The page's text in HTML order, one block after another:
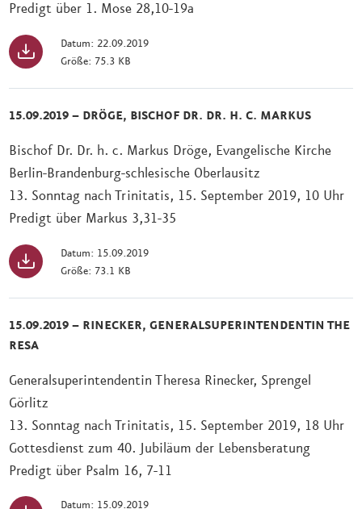
Predigt über 1. Mose 28,10-19a
Datum: 22.09.2019
Größe: 75.3 KB
15.09.2019 – DRÖGE, BISCHOF DR. DR. H. C. MARKUS
Bischof Dr. Dr. h. c. Markus Dröge, Evangelische Kirche
Berlin-Brandenburg-schlesische Oberlausitz
13. Sonntag nach Trinitatis, 15. September 2019, 10 Uhr
Predigt über Markus 3,31-35
Datum: 15.09.2019
Größe: 73.1 KB
15.09.2019 – RINECKER, GENERALSUPERINTENDENTIN THE
RESA
Generalsuperintendentin Theresa Rinecker, Sprengel
Görlitz
13. Sonntag nach Trinitatis, 15. September 2019, 18 Uhr
Gottesdienst zum 40. Jubiläum der Lebensberatung
Predigt über Psalm 16, 7-11
Datum: 15.09.2019